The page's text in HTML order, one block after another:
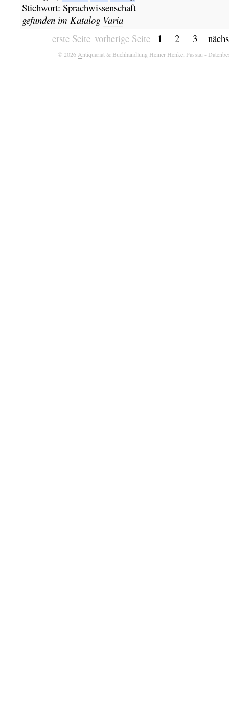
Stichwort: Sprachwissenschaft
gefunden im Katalog Varia
erste Seite vorherige Seite 1 2 3 n
© 2026Antiquariat & Buchhandlung Heiner Henke, Passau -